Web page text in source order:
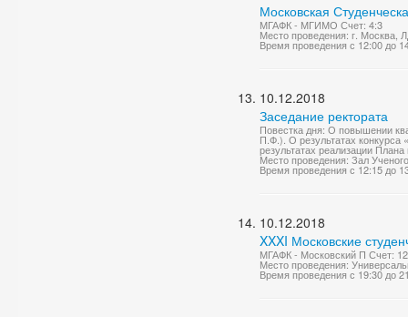
Московская
МГАФК - МГИМО Счет: 4:3
Место проведения: г.
Время проведения с 12:00 до
10.12.2018
Заседание ректората
Повестка дня: О повышении
П.Ф.). О результатах
результатах реализации
Место проведения: Зал
Время проведения с 12:15 до
10.12.2018
XXXI Московские
МГАФК - Московский П Счет:
Место проведения:
Время проведения с 19:30 до